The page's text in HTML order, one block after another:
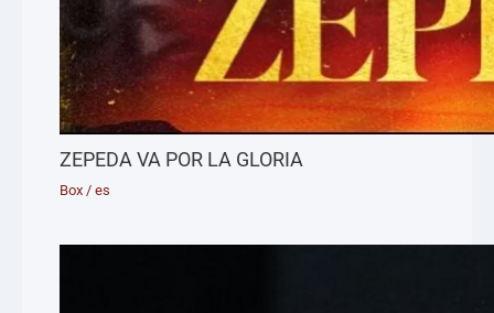
ZEPEDA VA POR LA GLORIA
Box /es